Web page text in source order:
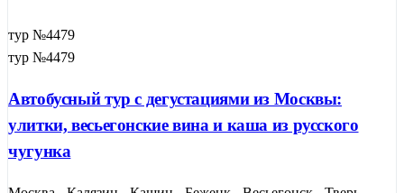
тур №4479
тур №4479
Автобусный тур с дегустациями из Москвы:
улитки, весьегонские вина и каша из русского
чугунка